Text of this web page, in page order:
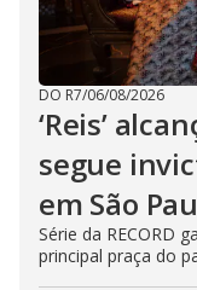
DO R7/06/08/2026
‘Reis’
segue
em São
Série da RECORD
principal praça do